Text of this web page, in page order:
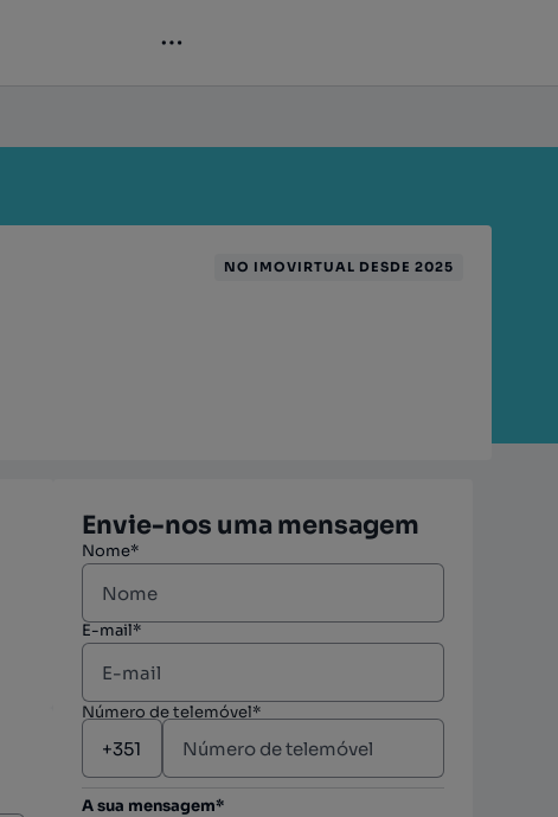
NO IMOVIRTUAL DESDE 2025
Envie-nos uma mensagem
Nome*
E-mail*
Número de telemóvel*
A sua mensagem*